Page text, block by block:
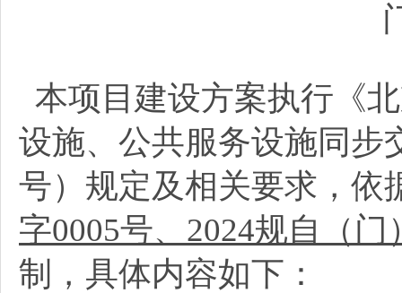
本项目建设方案执行《
设施、公共服务设施同步
号）规定及相关要求，依
字0005号、2024规自（
制，具体内容如下：